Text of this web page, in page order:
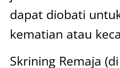
dapat diobati
kematian atau
Skrining Remaja